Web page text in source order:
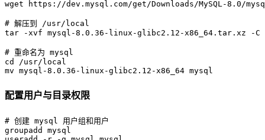
# 解压到 /usr/local
# 重命名为 mysql
cd /usr/local
mv mysql-8.0.36-linux-glibc2.12-x86_64 mysql
配置用户与目录权限
# 创建 mysql 用户组和用户
groupadd mysql